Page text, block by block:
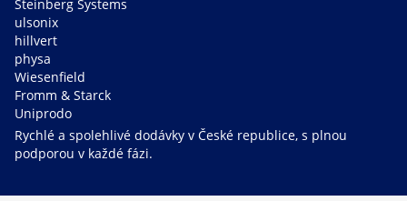
Steinberg Systems
ulsonix
hillvert
physa
Wiesenfield
Fromm & Starck
Uniprodo
Rychlé a spolehlivé dodávky v České republice, s plnou
podporou v každé fázi.